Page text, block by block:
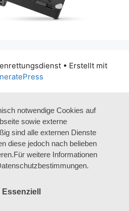
• Erstellt mit
notwendige Cookies auf
sowie externe
sind alle externen Dienste
diese jedoch nach belieben
weitere Informationen
Essenziell